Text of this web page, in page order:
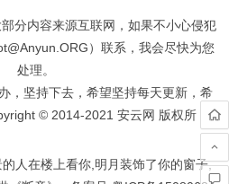
分内容来源互联网，如果不小心侵犯
）联系，我会尽快为您
处理。
，坚持下去，希望坚持每天更新，希
© 2014-2021 安云网 版权所
人在楼上看你,明月装饰了你的窗子,